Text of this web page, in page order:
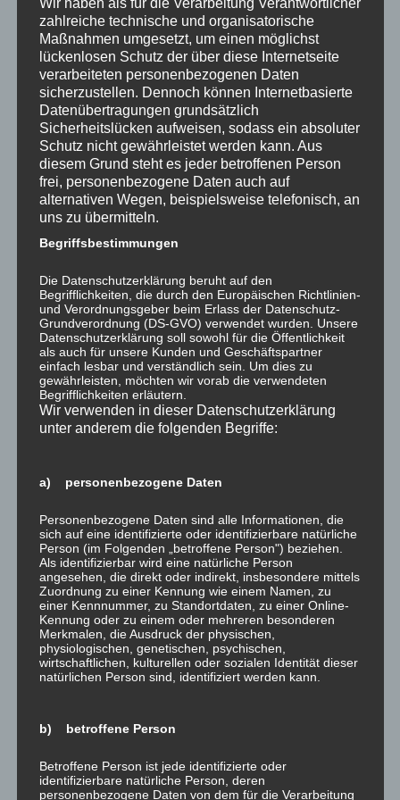
Zusammenarbeit im
Netzwerk – Sicherheit
von der Planung bis zur
Ausführung! (Teil1)
14. September 2015
In "was gibt es Neues?"
Neues? veröffentlicht.
Beitragsnavigation
STUVA Expo 2015 – Die
Fachmesse für Tunnelbau
„…wer soll das bezahlen?“
oder – Wann lohnt sich das
„Energiesparen“ überhaupt?
Schreibe einen Kommentar
Deine E-Mail-Adresse wird nicht veröffentlicht.
Erforderliche Felder sind mit*markiert
Kommentar*
Wir haben als für die Verarbeitung Verantwortlicher
zahlreiche technische und organisatorische
Maßnahmen umgesetzt, um einen möglichst
lückenlosen Schutz der über diese Internetseite
verarbeiteten personenbezogenen Daten
sicherzustellen. Dennoch können Internetbasierte
Datenübertragungen grundsätzlich
Sicherheitslücken aufweisen, sodass ein absoluter
Schutz nicht gewährleistet werden kann. Aus
diesem Grund steht es jeder betroffenen Person
frei, personenbezogene Daten auch auf
alternativen Wegen, beispielsweise telefonisch, an
uns zu übermitteln.
Begriffsbestimmungen
Die Datenschutzerklärung beruht auf den
Begrifflichkeiten, die durch den Europäischen Richtlinien-
und Verordnungsgeber beim Erlass der Datenschutz-
Grundverordnung (DS-GVO) verwendet wurden. Unsere
Datenschutzerklärung soll sowohl für die Öffentlichkeit
als auch für unsere Kunden und Geschäftspartner
einfach lesbar und verständlich sein. Um dies zu
gewährleisten, möchten wir vorab die verwendeten
Begrifflichkeiten erläutern.
Wir verwenden in dieser Datenschutzerklärung
unter anderem die folgenden Begriffe:
a) personenbezogene Daten
Personenbezogene Daten sind alle Informationen, die
sich auf eine identifizierte oder identifizierbare natürliche
Person (im Folgenden „betroffene Person") beziehen.
Als identifizierbar wird eine natürliche Person
angesehen, die direkt oder indirekt, insbesondere mittels
Zuordnung zu einer Kennung wie einem Namen, zu
einer Kennnummer, zu Standortdaten, zu einer Online-
Kennung oder zu einem oder mehreren besonderen
Merkmalen, die Ausdruck der physischen,
physiologischen, genetischen, psychischen,
wirtschaftlichen, kulturellen oder sozialen Identität dieser
natürlichen Person sind, identifiziert werden kann.
b) betroffene Person
Betroffene Person ist jede identifizierte oder
identifizierbare natürliche Person, deren
personenbezogene Daten von dem für die Verarbeitung